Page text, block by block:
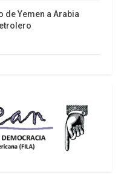
en la foto
una cárcel
que
de Yemen a Arabia